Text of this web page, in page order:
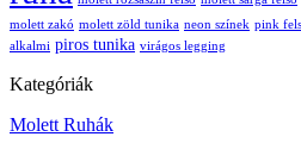
molett zakó molett zöld tunika neon színek pink
alkalmi piros tunika virágos legging
Kategóriák
Molett Ruhák